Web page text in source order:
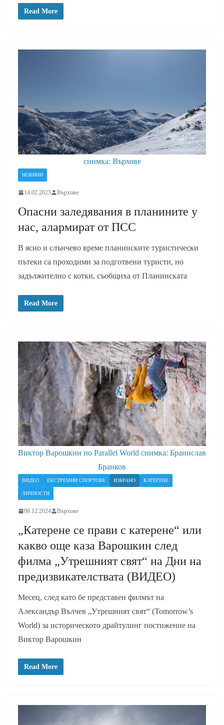
Read More
снимка: Върхове
НОВИНИ
14.02.2025 Върхове
Опасни заледявания в планините у
нас, алармират от ПСС
В ясно и слънчево време планинските туристически
пътеки са проходими за подготвени туристи, но
задължително с котки, съобщиха от Планинската
Read More
Виктор Варошкин по Parallel World снимка: Бранислав
Бранков
ВИДЕО ЕКСТРЕМНИ СПОРТОВЕ ИЗБРАНО КАТЕРЕНЕ
ЛИЧНОСТИ
06.12.2024 Върхове
„Катерене се прави с катерене“ или
какво още каза Варошкин след
филма „Утрешният свят“ на Дни на
предизвикателствата (ВИДЕО)
Месец, след като бе представен филмът на
Александър Вълчев „Утрешният свят“ (Tomorrow’s
World) за историческото драйтулинг постижение на
Виктор Варошкин
Read More